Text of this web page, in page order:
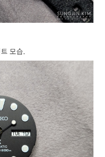
모습.